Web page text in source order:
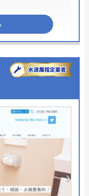
会社
段南2-4-11 パシフィ
カード
式HPでご確認ください